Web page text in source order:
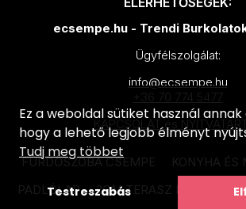
TUBADZIN Boho termékcsalád
TUBADZIN Calluna termékcsalád
TUBADZIN Camelina termékcsalád
TUBADZIN Clarity termékcsalád
TUBADZIN Entity termékcsalád
TUBADZIN Galium termékcsalád
ecsempe.hu - Trendi
Ügyfélszolgálat:
info@ecsempe.hu
+36 70 774 5477
KAPCSOLAT és
FÜRDŐSZOBA CSEMPE
KONYHA ÉS
PADLÓLAP
2CM TERASZ PADLÓLAP
Ez a weboldal sütiket használ
hogy a lehető legjobb élményt
Tudj meg többet
Testreszabás